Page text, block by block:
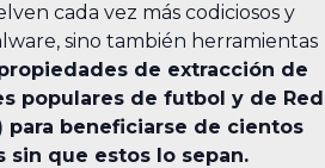
cada vez más codiciosos y
sino también herramientas
de extracción de
populares de futbol y de Red
para beneficiarse de cientos
que estos lo sepan.